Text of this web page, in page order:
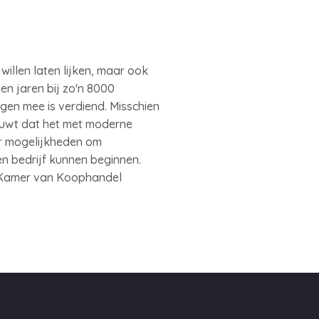
laten lijken, maar ook
jaren bij zo'n 8000
mee is verdiend. Misschien
dat het met moderne
om
bedrijf kunnen beginnen.
van Koophandel